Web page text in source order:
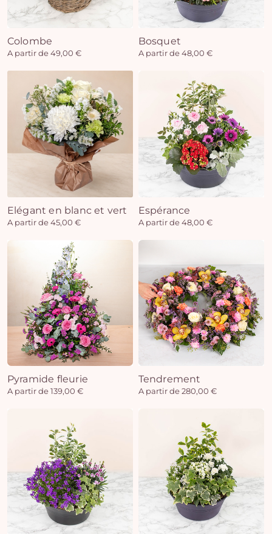
Colombe
A partir de 49,00 €
Bosquet
A partir de 48,00 €
Elégant en blanc et vert
A partir de 45,00 €
Espérance
A partir de 48,00 €
Pyramide fleurie
A partir de 139,00 €
Tendrement
A partir de 280,00 €